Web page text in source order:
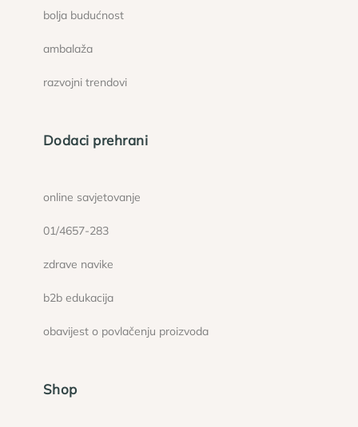
bolja budućnost
ambalaža
razvojni trendovi
Dodaci prehrani
online savjetovanje
01/4657-283
zdrave navike
b2b edukacija
obavijest o povlačenju proizvoda
Shop